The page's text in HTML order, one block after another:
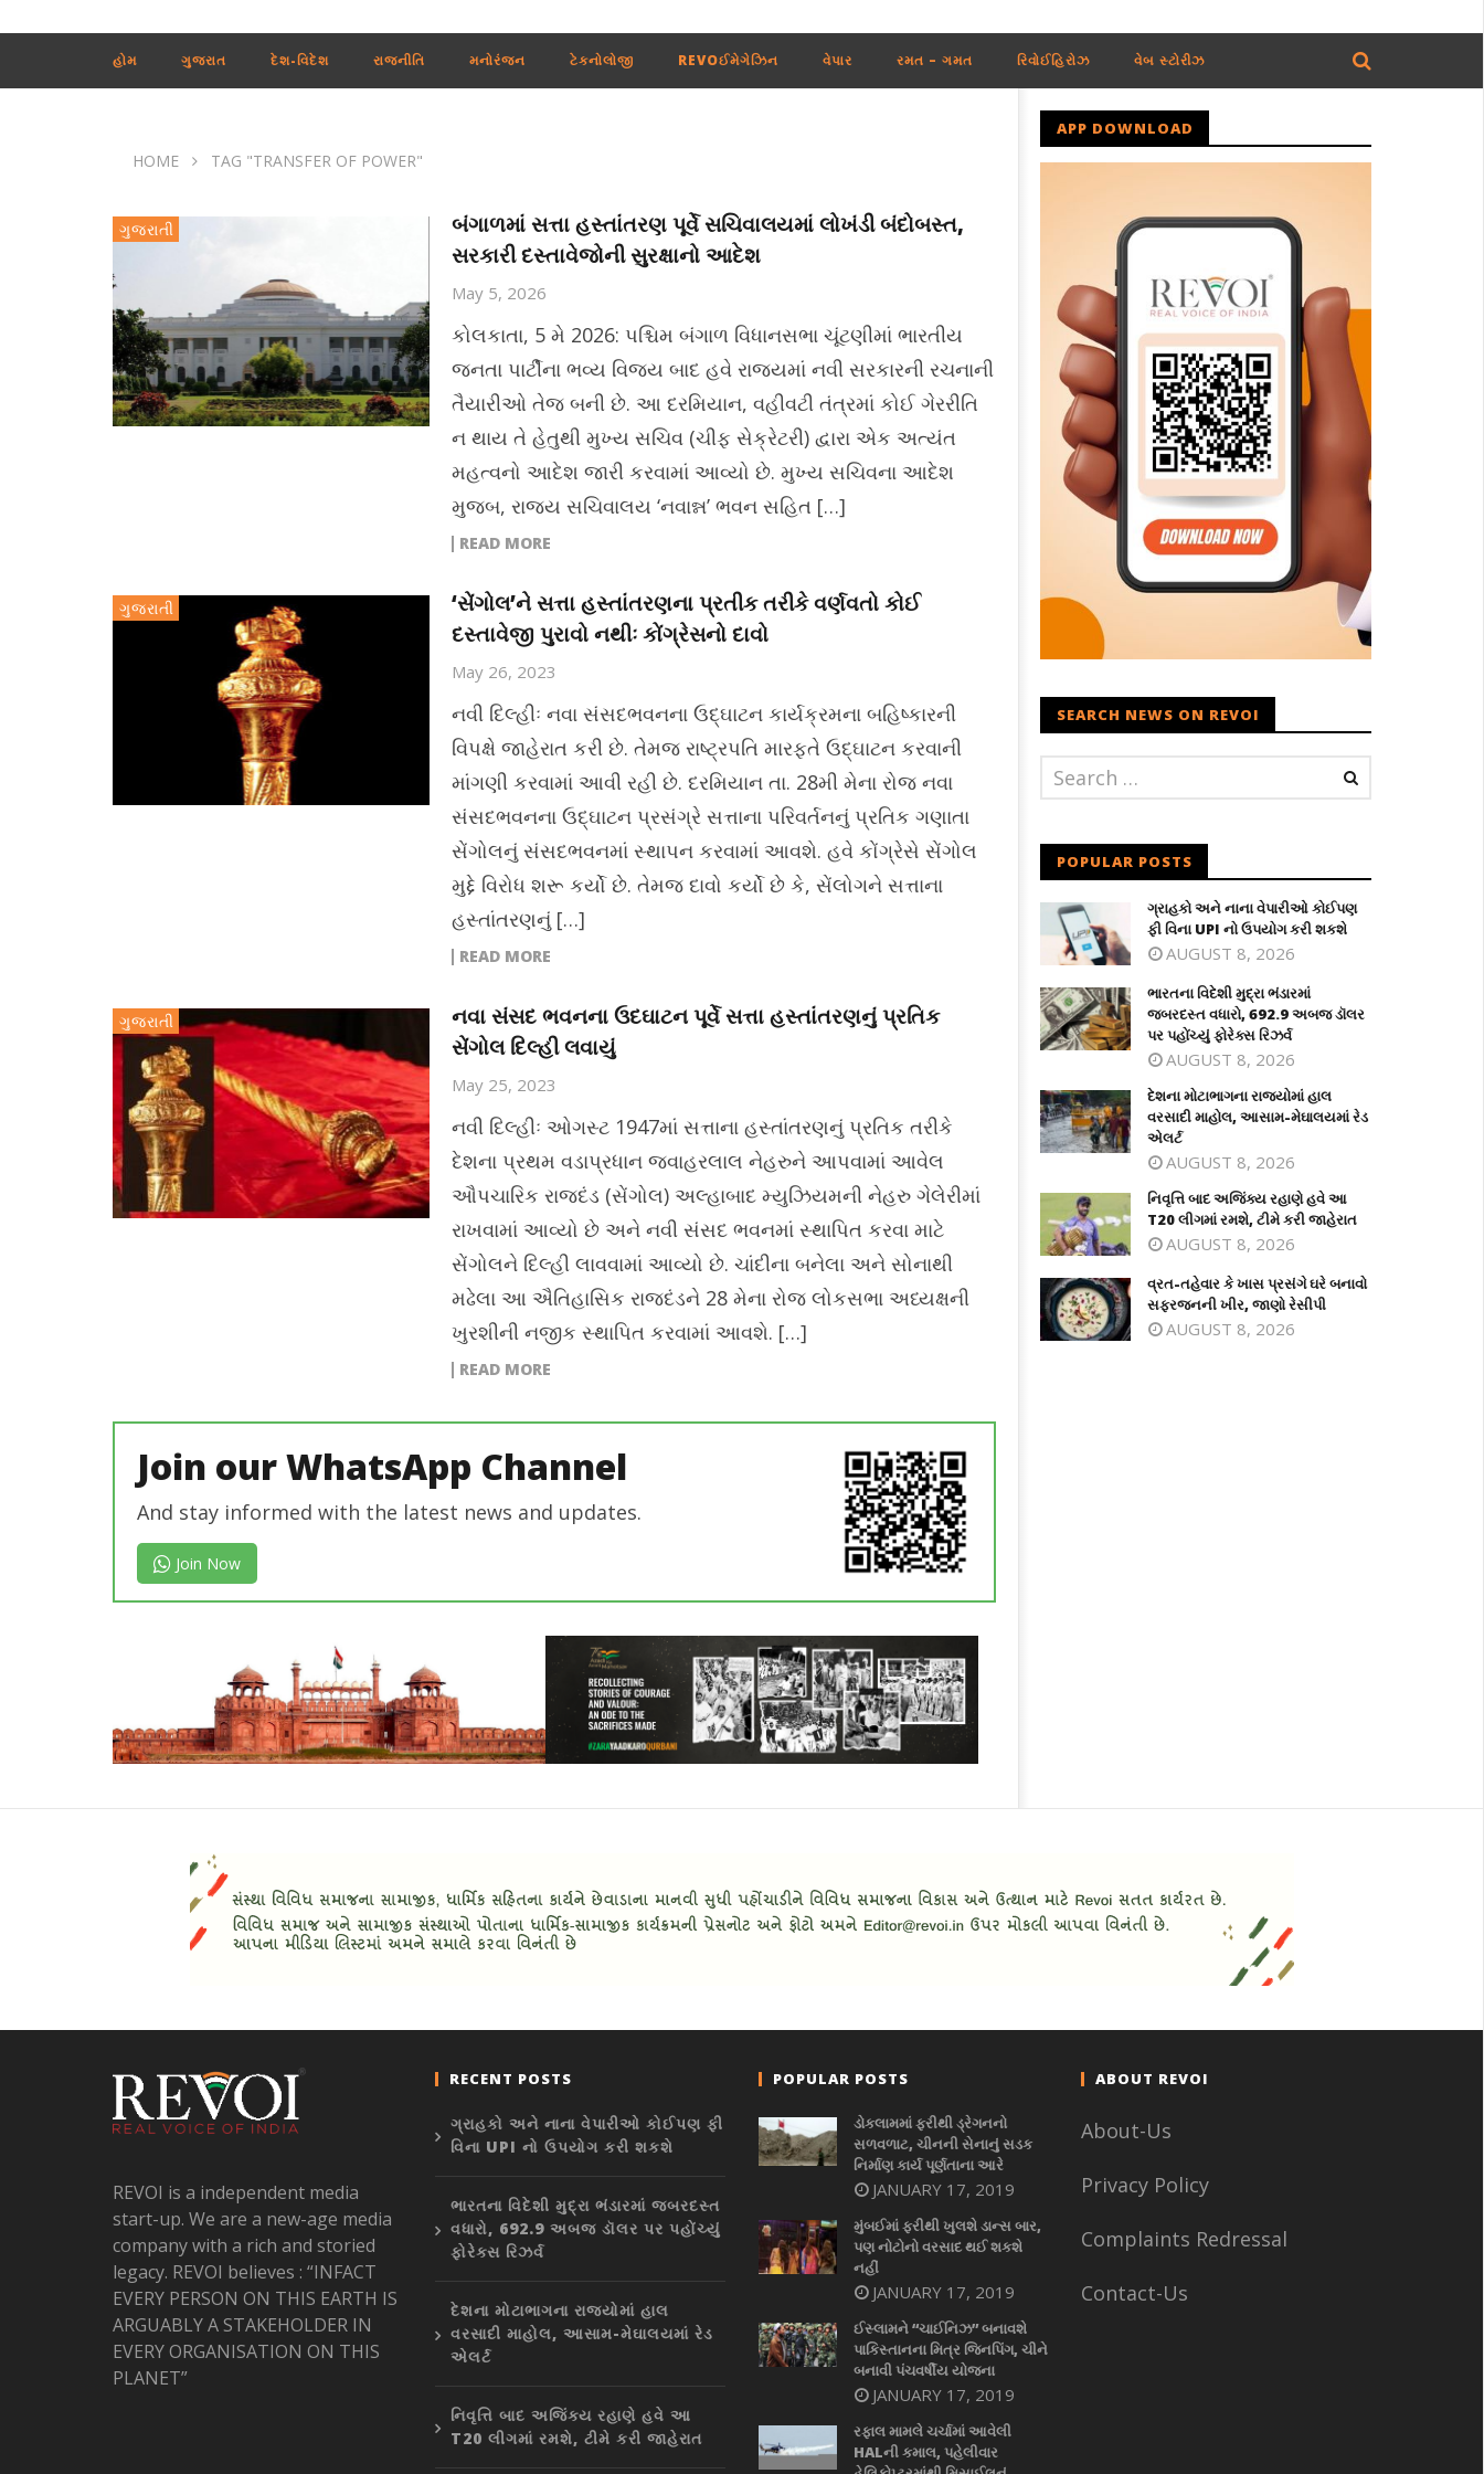
હોમ ગુજરાત દેશ-વિદેશ રાજનીતિ મનોરંજન ટેકનોલોજી REVOઈમેગેઝિન વેપાર રમત – ગમત રિવોઈહિરોઝ વેબ સ્ટોરીઝ
HOME TAG "TRANSFER OF POWER"
ગુજરાતી
બંગાળમાં સત્તા હસ્તાંતરણ પૂર્વે સચિવાલયમાં લોખંડી બંદોબસ્ત,
સરકારી દસ્તાવેજોની સુરક્ષાનો આદેશ
May 5, 2026
કોલકાતા, 5 મે 2026: પશ્ચિમ બંગાળ વિધાનસભા ચૂંટણીમાં ભારતીય
જનતા પાર્ટીના ભવ્ય વિજય બાદ હવે રાજ્યમાં નવી સરકારની રચનાની
તૈયારીઓ તેજ બની છે. આ દરમિયાન, વહીવટી તંત્રમાં કોઈ ગેરરીતિ
ન થાય તે હેતુથી મુખ્ય સચિવ (ચીફ સેક્રેટરી) દ્વારા એક અત્યંત
મહત્વનો આદેશ જારી કરવામાં આવ્યો છે. મુખ્ય સચિવના આદેશ
મુજબ, રાજ્ય સચિવાલય ‘નવાન્ન’ ભવન સહિત […]
READ MORE
ગુજરાતી
‘સેંગોલ’ને સત્તા હસ્તાંતરણના પ્રતીક તરીકે વર્ણવતો કોઈ
દસ્તાવેજી પુરાવો નથીઃ કોંગ્રેસનો દાવો
May 26, 2023
નવી દિલ્હીઃ નવા સંસદભવનના ઉદ્ઘાટન કાર્યક્રમના બહિષ્કારની
વિપક્ષે જાહેરાત કરી છે. તેમજ રાષ્ટ્રપતિ મારફતે ઉદ્ઘાટન કરવાની
માંગણી કરવામાં આવી રહી છે. દરમિયાન તા. 28મી મેના રોજ નવા
સંસદભવનના ઉદ્ઘાટન પ્રસંગ્રે સત્તાના પરિવર્તનનું પ્રતિક ગણાતા
સેંગોલનું સંસદભવનમાં સ્થાપન કરવામાં આવશે. હવે કોંગ્રેસે સેંગોલ
મુદ્દે વિરોધ શરૂ કર્યો છે. તેમજ દાવો કર્યો છે કે, સેંલોગને સત્તાના
હસ્તાંતરણનું […]
READ MORE
ગુજરાતી
નવા સંસદ ભવનના ઉદઘાટન પૂર્વે સત્તા હસ્તાંતરણનું પ્રતિક
સેંગોલ દિલ્હી લવાયું
May 25, 2023
નવી દિલ્હીઃ ઓગસ્ટ 1947માં સત્તાના હસ્તાંતરણનું પ્રતિક તરીકે
દેશના પ્રથમ વડાપ્રધાન જવાહરલાલ નેહરુને આપવામાં આવેલ
ઔપચારિક રાજદંડ (સેંગોલ) અલ્હાબાદ મ્યુઝિયમની નેહરુ ગેલેરીમાં
રાખવામાં આવ્યો છે અને નવી સંસદ ભવનમાં સ્થાપિત કરવા માટે
સેંગોલને દિલ્હી લાવવામાં આવ્યો છે. ચાંદીના બનેલા અને સોનાથી
મઢેલા આ ઐતિહાસિક રાજદંડને 28 મેના રોજ લોકસભા અધ્યક્ષની
ખુરશીની નજીક સ્થાપિત કરવામાં આવશે. […]
READ MORE
Join our WhatsApp Channel
And stay informed with the latest news and updates.
Join Now
APP DOWNLOAD
SEARCH NEWS ON REVOI
POPULAR POSTS
ગ્રાહકો અને નાના વેપારીઓ કોઈપણ
ફી વિના UPI નો ઉપયોગ કરી શકશે
AUGUST 8, 2026
ભારતના વિદેશી મુદ્રા ભંડારમાં
જબરદસ્ત વધારો, 692.9 અબજ ડૉલર
પર પહોંચ્યું ફોરેક્સ રિઝર્વ
AUGUST 8, 2026
દેશના મોટાભાગના રાજ્યોમાં હાલ
વરસાદી માહોલ, આસામ-મેઘાલયમાં રેડ
એલર્ટ
AUGUST 8, 2026
નિવૃત્તિ બાદ અજિંક્ય રહાણે હવે આ
T20 લીગમાં રમશે, ટીમે કરી જાહેરાત
AUGUST 8, 2026
વ્રત-તહેવાર કે ખાસ પ્રસંગે ઘરે બનાવો
સફરજનની ખીર, જાણો રેસીપી
AUGUST 8, 2026
REVOI is a independent media
start-up. We are a new-age media
company with a rich and storied
legacy. REVOI believes : “INFACT
EVERY PERSON ON THIS EARTH IS
ARGUABLY A STAKEHOLDER IN
EVERY ORGANISATION ON THIS
PLANET”
RECENT POSTS
ગ્રાહકો અને નાના વેપારીઓ કોઈપણ ફી
વિના UPI નો ઉપયોગ કરી શકશે
ભારતના વિદેશી મુદ્રા ભંડારમાં જબરદસ્ત
વધારો, 692.9 અબજ ડૉલર પર પહોંચ્યું
ફોરેક્સ રિઝર્વ
દેશના મોટાભાગના રાજ્યોમાં હાલ
વરસાદી માહોલ, આસામ-મેઘાલયમાં રેડ
એલર્ટ
નિવૃત્તિ બાદ અજિંક્ય રહાણે હવે આ
T20 લીગમાં રમશે, ટીમે કરી જાહેરાત
POPULAR POSTS
ડોકલામમાં ફરીથી ડ્રેગનનો
સળવળાટ, ચીનની સેનાનું સડક
નિર્માણ કાર્ય પૂર્ણતાના આરે
JANUARY 17, 2019
મુંબઈમાં ફરીથી ખુલશે ડાન્સ બાર,
પણ નોટોનો વરસાદ થઈ શકશે
નહીં
JANUARY 17, 2019
ઈસ્લામને “ચાઈનિઝ” બનાવશે
પાકિસ્તાનના મિત્ર જિનપિંગ, ચીને
બનાવી પંચવર્ષીય યોજના
JANUARY 17, 2019
રફાલ મામલે ચર્ચામાં આવેલી
HALની કમાલ, પહેલીવાર
ABOUT REVOI
About-Us
Privacy Policy
Complaints Redressal
Contact-Us